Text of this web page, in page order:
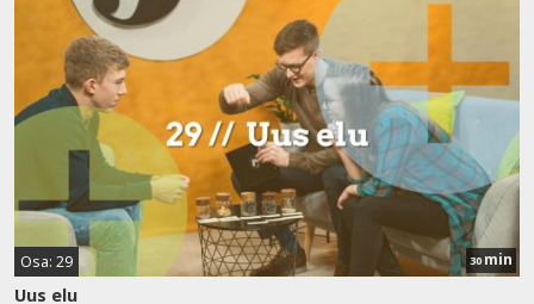
Osa: 29 30 min
Uus elu